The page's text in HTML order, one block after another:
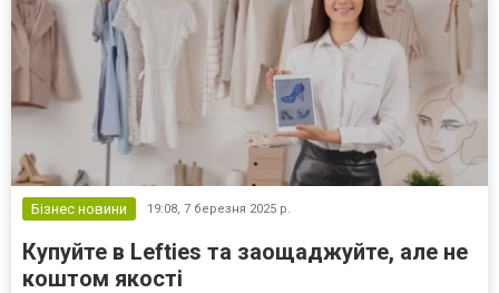
Бізнес новини 19:08, 7 березня 2025 р.
Купуйте в Lefties та заощаджуйте, але не
коштом якості